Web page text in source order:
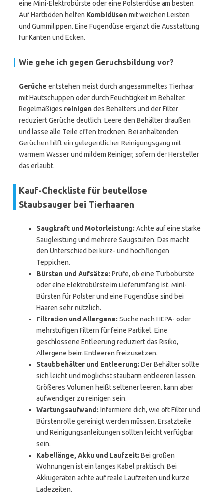
eine Mini-Elektrobürste oder eine Polsterdüse am besten.
Auf Hartböden helfen Kombidüsenmit weichen Leisten
und Gummilippen. Eine Fugendüse ergänzt die Ausstattung
für Kanten und Ecken.
Wie gehe ich gegen Geruchsbildung vor?
Gerüche entstehen meist durch angesammeltes Tierhaar
mit Hautschuppen oder durch Feuchtigkeit im Behälter.
Regelmäßiges reinigendes Behälters und der Filter
reduziert Gerüche deutlich. Leere den Behälter draußen
und lasse alle Teile offen trocknen. Bei anhaltenden
Gerüchen hilft ein gelegentlicher Reinigungsgang mit
warmem Wasser und mildem Reiniger, sofern der Hersteller
das erlaubt.
Kauf-Checkliste für beutellose
Staubsauger bei Tierhaaren
Saugkraft und Motorleistung: Achte auf eine starke
Saugleistung und mehrere Saugstufen. Das macht
den Unterschied bei kurz- und hochflorigen
Teppichen.
Bürsten und Aufsätze: Prüfe, ob eine Turbobürste
oder eine Elektrobürste im Lieferumfang ist. Mini-
Bürsten für Polster und eine Fugendüse sind bei
Haaren sehr nützlich.
Filtration und Allergene: Suche nach HEPA- oder
mehrstufigen Filtern für feine Partikel. Eine
geschlossene Entleerung reduziert das Risiko,
Allergene beim Entleeren freizusetzen.
Staubbehälter und Entleerung: Der Behälter sollte
sich leicht und möglichst staubarm entleeren lassen.
Größeres Volumen heißt seltener leeren, kann aber
aufwendiger zu reinigen sein.
Wartungsaufwand: Informiere dich, wie oft Filter und
Bürstenrolle gereinigt werden müssen. Ersatzteile
und Reinigungsanleitungen sollten leicht verfügbar
sein.
Kabellänge, Akku und Laufzeit: Bei großen
Wohnungen ist ein langes Kabel praktisch. Bei
Akkugeräten achte auf reale Laufzeiten und kurze
Ladezeiten.